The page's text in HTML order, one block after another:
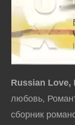
Russian Love,
любовь,
сборник